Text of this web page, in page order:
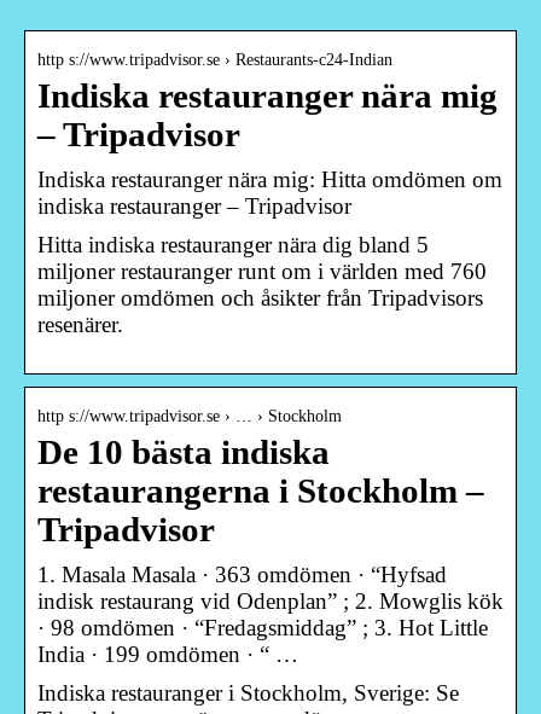
http s://www.tripadvisor.se › Restaurants-c24-Indian
Indiska restauranger nära mig
– Tripadvisor
Indiska restauranger nära mig: Hitta omdömen om
indiska restauranger – Tripadvisor
Hitta indiska restauranger nära dig bland 5
miljoner restauranger runt om i världen med 760
miljoner omdömen och åsikter från Tripadvisors
resenärer.
http s://www.tripadvisor.se › … › Stockholm
De 10 bästa indiska
restaurangerna i Stockholm –
Tripadvisor
1. Masala Masala · 363 omdömen · “Hyfsad
indisk restaurang vid Odenplan” ; 2. Mowglis kök
· 98 omdömen · “Fredagsmiddag” ; 3. Hot Little
India · 199 omdömen · “ …
Indiska restauranger i Stockholm, Sverige: Se